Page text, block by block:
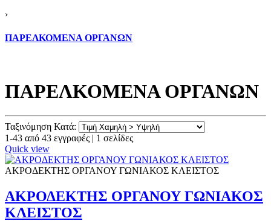
›
ΠΑΡΕΛΚΟΜΕΝΑ ΟΡΓΑΝΩΝ
ΠΑΡΕΛΚΟΜΕΝΑ ΟΡΓΑΝΩΝ
Ταξινόμηση Κατά:
1-43 από 43 εγγραφές | 1 σελίδες
Quick view
ΑΚΡΟΔΕΚΤΗΣ ΟΡΓΑΝΟΥ ΓΩΝΙΑΚΟΣ ΚΛΕΙΣΤΟΣ
ΑΚΡΟΔΕΚΤΗΣ ΟΡΓΑΝΟΥ ΓΩΝΙΑΚΟΣ
ΚΛΕΙΣΤΟΣ